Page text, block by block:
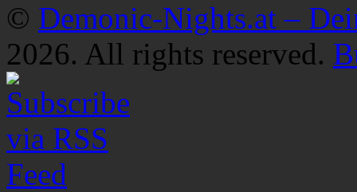
© Demonic-Nights.at –
2026. All rights reserved.